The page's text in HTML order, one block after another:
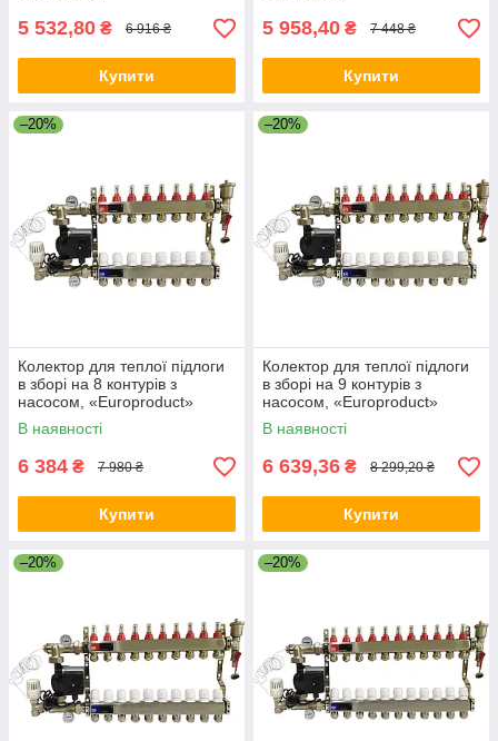
5 532,80 ₴ 6 916 ₴
Купити
5 958,40 ₴ 7 448 ₴
Купити
–20%
Колектор для теплої підлоги
в зборі на 8 контурів з
насосом, «Europroduct»
НЕРЖАВІЙКА
В наявності
6 384 ₴ 7 980 ₴
Купити
–20%
Колектор для теплої підлоги
в зборі на 9 контурів з
насосом, «Europroduct»
НЕРЖАВІЙКА
В наявності
6 639,36 ₴ 8 299,20 ₴
Купити
–20% –20%